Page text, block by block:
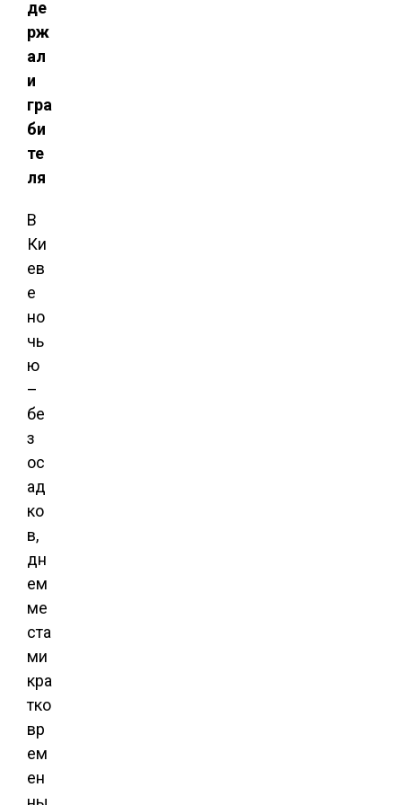
де
рж
ал
и
гра
би
те
ля
В
Ки
ев
е
но
чь
ю
–
бе
з
ос
ад
ко
в,
дн
ем
ме
ста
ми
кра
тко
вр
ем
ен